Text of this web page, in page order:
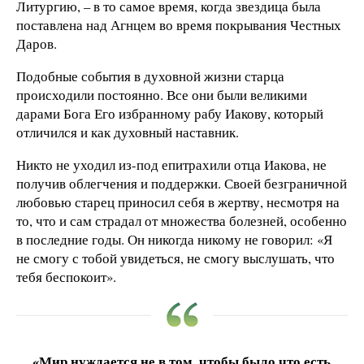
Литургию, – в то самое время, когда звездица была
поставлена над Агнцем во время покрывания Честных
Даров.
Подобные события в духовной жизни старца
происходили постоянно. Все они были великими
дарами Бога Его избранному рабу Иакову, который
отличился и как духовный наставник.
Никто не уходил из-под епитрахили отца Иакова, не
получив облегчения и поддержки. Своей безграничной
любовью старец приносил себя в жертву, несмотря на
то, что и сам страдал от множества болезней, особенно
в последние годы. Он никогда никому не говорил: «Я
не смогу с тобой увидеться, не смогу выслушать, что
тебя беспокоит».